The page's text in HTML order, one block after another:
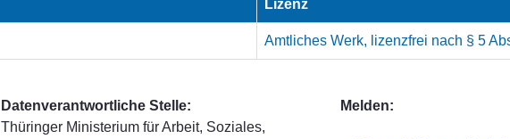
Lizenz
Amtliches Werk, lizenzfrei nach § 5
Datenverantwortliche Stelle:
Thüringer Ministerium für Arbeit, Soziales,
Melden: